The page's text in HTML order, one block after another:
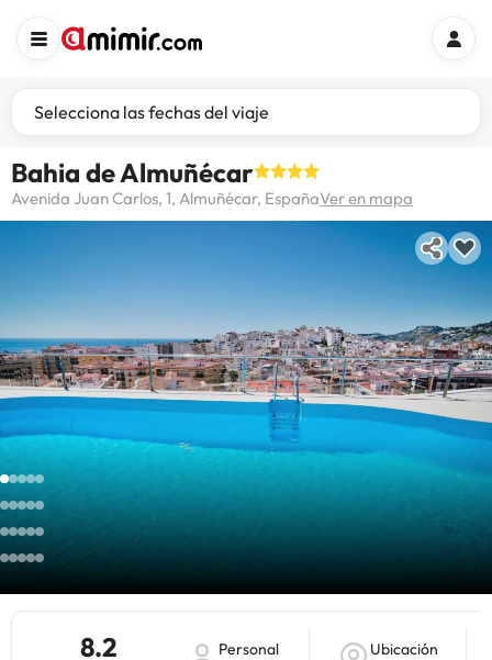
Selecciona las fechas del viaje
Bahia de Almuñécar
Avenida Juan Carlos, 1, Almuñécar, EspañaVer en mapa
8.2 Personal Ubicación